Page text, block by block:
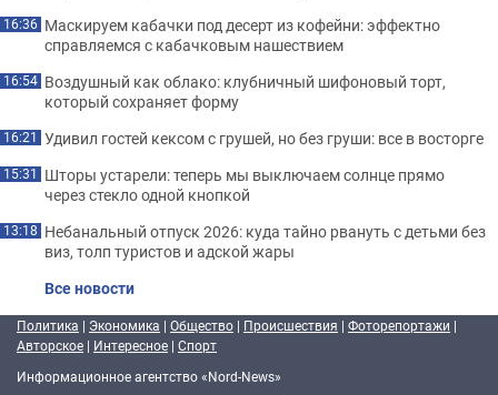
16:36 Маскируем кабачки под десерт из кофейни: эффектно
справляемся с кабачковым нашествием
16:54 Воздушный как облако: клубничный шифоновый торт,
который сохраняет форму
16:21 Удивил гостей кексом с грушей, но без груши: все в восторге
15:31 Шторы устарели: теперь мы выключаем солнце прямо
через стекло одной кнопкой
13:18 Небанальный отпуск 2026: куда тайно рвануть с детьми без
виз, толп туристов и адской жары
Все новости
Политика | Экономика | Общество | Происшествия | Фоторепортажи |
Авторское | Интересное | Спорт
Информационное агентство «Nord-News»